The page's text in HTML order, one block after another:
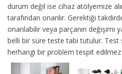
durum değil ise cihaz atölyemize
tarafından onarılır. Gerektiği
onarılabilir veya parçanın değişimi
belli bir süre teste tabi tutulur. Test
herhangi bir problem tespit edilmez